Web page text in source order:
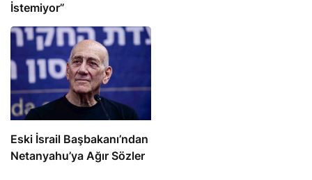
İstemiyor”
Eski İsrail Başbakanı’ndan
Netanyahu’ya Ağır Sözler